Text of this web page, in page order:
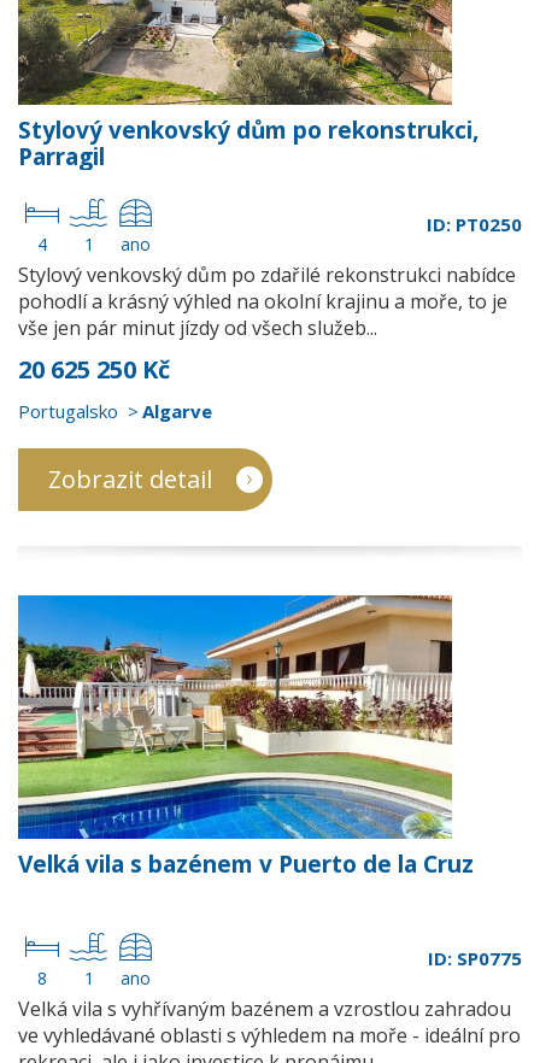
Stylový venkovský dům po rekonstrukci,
Parragil
4 1 ano
ID: PT0250
Stylový venkovský dům po zdařilé rekonstrukci nabídce
pohodlí a krásný výhled na okolní krajinu a moře, to je
vše jen pár minut jízdy od všech služeb...
20 625 250 Kč
Portugalsko Algarve
Zobrazit detail
Velká vila s bazénem v Puerto de la Cruz
8 1 ano
ID: SP0775
Velká vila s vyhřívaným bazénem a vzrostlou zahradou
ve vyhledávané oblasti s výhledem na moře - ideální pro